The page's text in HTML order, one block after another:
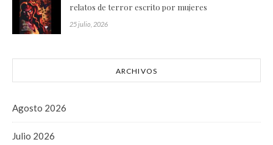
relatos de terror escrito por mujeres
25 julio, 2026
ARCHIVOS
Agosto 2026
Julio 2026